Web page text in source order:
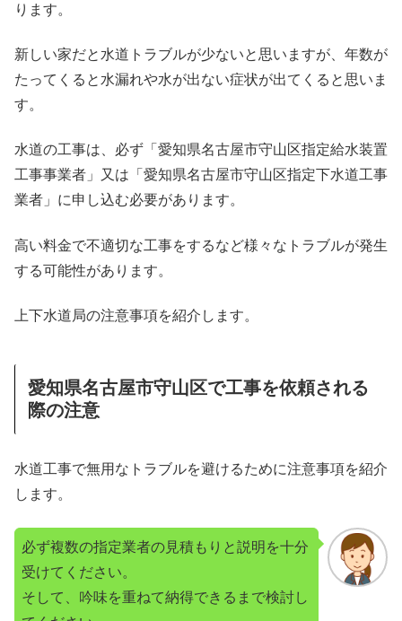
ります。
新しい家だと水道トラブルが少ないと思いますが、年数が
たってくると水漏れや水が出ない症状が出てくると思いま
す。
水道の工事は、必ず「愛知県名古屋市守山区指定給水装置
工事事業者」又は「愛知県名古屋市守山区指定下水道工事
業者」に申し込む必要があります。
高い料金で不適切な工事をするなど様々なトラブルが発生
する可能性があります。
上下水道局の注意事項を紹介します。
愛知県名古屋市守山区で工事を依頼される
際の注意
水道工事で無用なトラブルを避けるために注意事項を紹介
します。
必ず複数の指定業者の見積もりと説明を十分
受けてください。
そして、吟味を重ねて納得できるまで検討し